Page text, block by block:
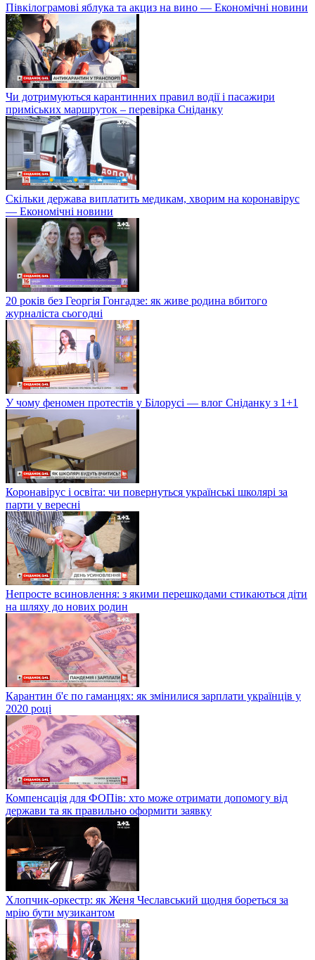
Півкілограмові яблука та акциз на вино — Економічні новини
Чи дотримуються карантинних правил водії і пасажири
приміських маршруток – перевірка Сніданку
Скільки держава виплатить медикам, хворим на коронавірус
— Економічні новини
20 років без Георгія Гонгадзе: як живе родина вбитого
журналіста сьогодні
У чому феномен протестів у Білорусі — влог Сніданку з 1+1
Коронавірус і освіта: чи повернуться українські школярі за
парти у вересні
Непросте всиновлення: з якими перешкодами стикаються діти
на шляху до нових родин
Карантин б'є по гаманцях: як змінилися зарплати українців у
2020 році
Компенсація для ФОПів: хто може отримати допомогу від
держави та як правильно оформити заявку
Хлопчик-оркестр: як Женя Чеславський щодня бореться за
мрію бути музикантом